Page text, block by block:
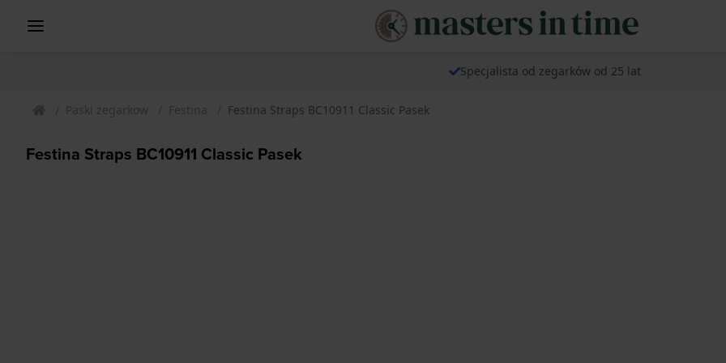
Specjalista od zegarków od 25 lat
Paski zegarkow Festina Festina Straps BC10911 Classic Pasek
Festina Straps BC10911 Classic Pasek